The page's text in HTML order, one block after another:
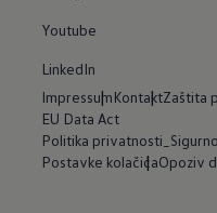
Youtube
LinkedIn
ImpressumKontaktZaštita
EU Data Act
Politika
Postavke kolačićaOpoziv